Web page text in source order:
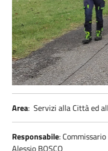
Area: Servizi alla Città ed
Responsabile:
Alessio BOSCO